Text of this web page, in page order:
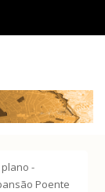
-
Poente